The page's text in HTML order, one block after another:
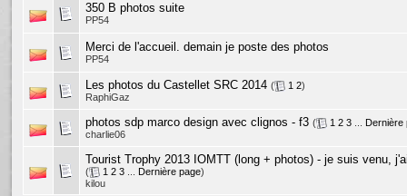
350 B photos suite
PP54
Merci de l'accueil. demain je poste des photos
PP54
Les photos du Castellet SRC 2014 ( 1 2)
RaphiGaz
photos sdp marco design avec clignos - f3 ( 1 2 3
Dernière
charlie06
Tourist Trophy 2013 IOMTT (long + photos) - je suis venu,
( 1 2 3 Dernière page)
kilou